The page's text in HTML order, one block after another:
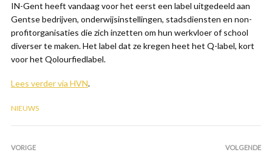
IN-Gent heeft vandaag voor het eerst een label uitgedeeld aan
Gentse bedrijven, onderwijsinstellingen, stadsdiensten en non-
profitorganisaties die zich inzetten om hun werkvloer of school
diverser te maken. Het label dat ze kregen heet het Q-label, kort
voor het Qolourfiedlabel.
Lees verder via HVN.
NIEUWS
VORIGE VOLGENDE